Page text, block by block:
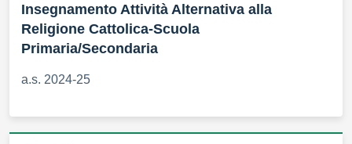
Insegnamento Attività Alternativa alla
Religione Cattolica-Scuola
Primaria/Secondaria
a.s. 2024-25